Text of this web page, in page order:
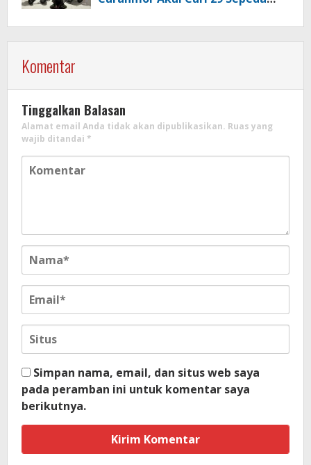
Komentar
Tinggalkan Balasan
Alamat email Anda tidak akan dipublikasikan. Ruas yang
wajib ditandai *
Simpan nama, email, dan situs web saya
pada peramban ini untuk komentar saya
berikutnya.